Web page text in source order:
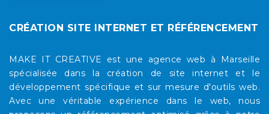
CRÉATION SITE INTERNET ET RÉFÉRENCEMENT
MAKE IT CREATIVE est une agence web à Marseille
spécialisée dans la création de site internet et le
développement spécifique et sur mesure d'outils web.
Avec une véritable expérience dans le web, nous